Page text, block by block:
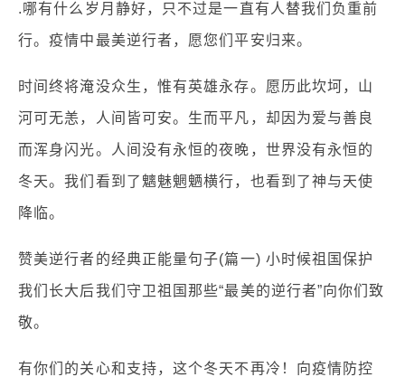
.哪有什么岁月静好，只不过是一直有人替我们负重前
行。疫情中最美逆行者，愿您们平安归来。
时间终将淹没众生，惟有英雄永存。愿历此坎坷，山
河可无恙，人间皆可安。生而平凡，却因为爱与善良
而浑身闪光。人间没有永恒的夜晚，世界没有永恒的
冬天。我们看到了魑魅魍魉横行，也看到了神与天使
降临。
赞美逆行者的经典正能量句子(篇一) 小时候祖国保护
我们长大后我们守卫祖国那些“最美的逆行者”向你们致
敬。
有你们的关心和支持，这个冬天不再冷！向疫情防控